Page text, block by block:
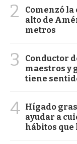
2
Comenzó
alto de
metros
3
Conductor
maestros y
tiene
4 Hígado
ayudar a
hábitos